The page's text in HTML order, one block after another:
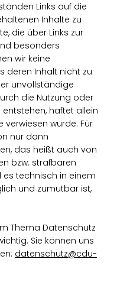
Links auf die
Inhalte zu
die über Links zur
besonders
wir keine
deren Inhalt nicht zu
unvollständige
die Nutzung oder
haftet allein
verwiesen wurde. Für
nur dann
das heißt auch von
bzw. strafbaren
es technisch in einem
und zumutbar ist,
Thema Datenschutz
Sie können uns
datenschutz@cdu-